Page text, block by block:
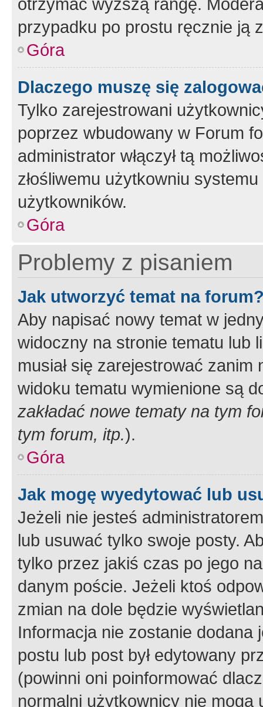
przypadku po prostu ręcznie ją
Góra
Dlaczego muszę się
Tylko zarejestrowani
poprzez wbudowany w Forum
administrator włączył tą
złośliwemu użytkowniu
użytkowników.
Góra
Problemy z pisaniem
Jak utworzyć temat na
Aby napisać nowy temat w
widoczny na stronie tematu lub
musiał się zarejestrować
widoku tematu wymienione są
zakładać nowe tematy na tym
tym forum, itp.).
Góra
Jak mogę wyedytować lub
Jeżeli nie jesteś
lub usuwać tylko swoje posty.
tylko przez jakiś czas po jego
danym poście. Jeżeli ktoś
zmian na dole będzie
Informacja nie zostanie dodana
postu lub post był edytowany
(powinni oni poinformować
normalni użytkownicy nie